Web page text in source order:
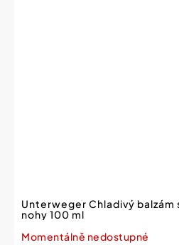
Unterweger Chladivý balzám
nohy 100 ml
Momentálně nedostupné